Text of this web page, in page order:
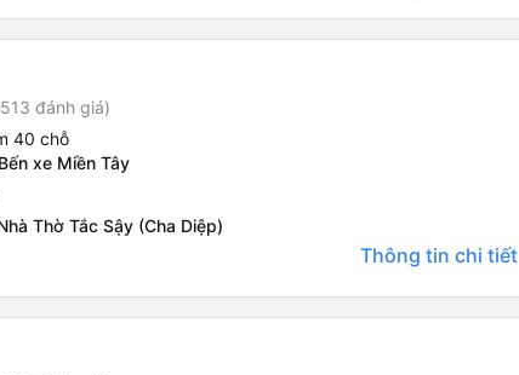
đánh giá)
40 chỗ
xe Miền Tây
Thờ Tắc Sậy (Cha Diệp)
Thông tin chi tiết